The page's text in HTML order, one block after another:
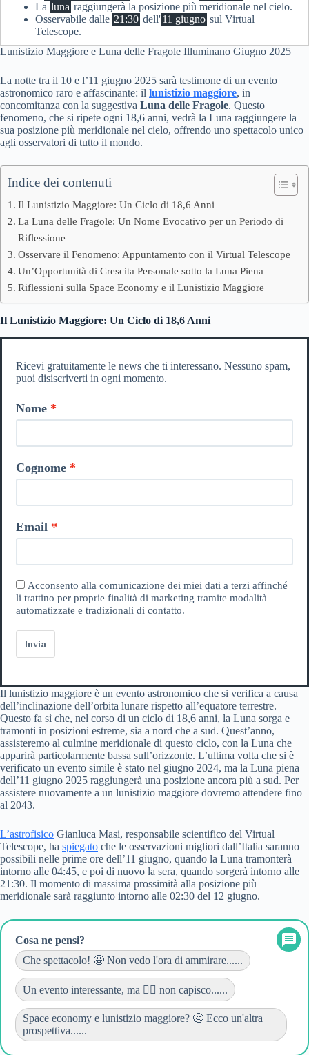
La luna raggiungerà la posizione più meridionale nel cielo.
Osservabile dalle 21:30 dell'11 giugno sul Virtual
Telescope.
Lunistizio Maggiore e Luna delle Fragole Illuminano Giugno 2025
La notte tra il 10 e l’11 giugno 2025 sarà testimone di un evento
astronomico raro e affascinante: il lunistizio maggiore, in
concomitanza con la suggestiva Luna delle Fragole. Questo
fenomeno, che si ripete ogni 18,6 anni, vedrà la Luna raggiungere la
sua posizione più meridionale nel cielo, offrendo uno spettacolo unico
agli osservatori di tutto il mondo.
Indice dei contenuti
Il Lunistizio Maggiore: Un Ciclo di 18,6 Anni
La Luna delle Fragole: Un Nome Evocativo per un Periodo di
Riflessione
Osservare il Fenomeno: Appuntamento con il Virtual Telescope
Un’Opportunità di Crescita Personale sotto la Luna Piena
Riflessioni sulla Space Economy e il Lunistizio Maggiore
Il Lunistizio Maggiore: Un Ciclo di 18,6 Anni
Ricevi gratuitamente le news che ti interessano. Nessuno spam,
puoi disiscriverti in ogni momento.
Nome
Cognome
Email
Acconsento alla comunicazione dei miei dati a terzi affinché
li trattino per proprie finalità di marketing tramite modalità
automatizzate e tradizionali di contatto.
Invia
Il lunistizio maggiore è un evento astronomico che si verifica a causa
dell’inclinazione dell’orbita lunare rispetto all’equatore terrestre.
Questo fa sì che, nel corso di un ciclo di 18,6 anni, la Luna sorga e
tramonti in posizioni estreme, sia a nord che a sud. Quest’anno,
assisteremo al culmine meridionale di questo ciclo, con la Luna che
apparirà particolarmente bassa sull’orizzonte. L’ultima volta che si è
verificato un evento simile è stato nel giugno 2024, ma la Luna piena
dell’11 giugno 2025 raggiungerà una posizione ancora più a sud. Per
assistere nuovamente a un lunistizio maggiore dovremo attendere fino
al 2043.
L’astrofisico Gianluca Masi, responsabile scientifico del Virtual
Telescope, ha spiegato che le osservazioni migliori dall’Italia saranno
possibili nelle prime ore dell’11 giugno, quando la Luna tramonterà
intorno alle 04:45, e poi di nuovo la sera, quando sorgerà intorno alle
21:30. Il momento di massima prossimità alla posizione più
meridionale sarà raggiunto intorno alle 02:30 del 12 giugno.
Cosa ne pensi?
Che spettacolo! 🤩 Non vedo l'ora di ammirare......
Un evento interessante, ma 🤷‍♂️ non capisco......
Space economy e lunistizio maggiore? 🤔 Ecco un'altra
prospettiva......